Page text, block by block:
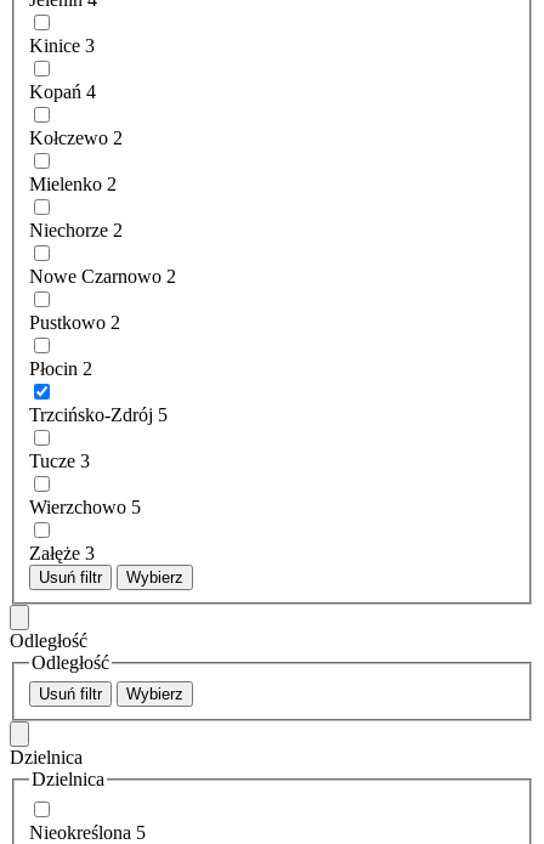
Kinice 3
Kopań 4
Kołczewo 2
Mielenko 2
Niechorze 2
Nowe Czarnowo 2
Pustkowo 2
Płocin 2
Trzcińsko-Zdrój 5
Tucze 3
Wierzchowo 5
Załęże 3
Usuń filtr Wybierz
Odległość
Odległość
Usuń filtr Wybierz
Dzielnica
Dzielnica
Nieokreślona 5